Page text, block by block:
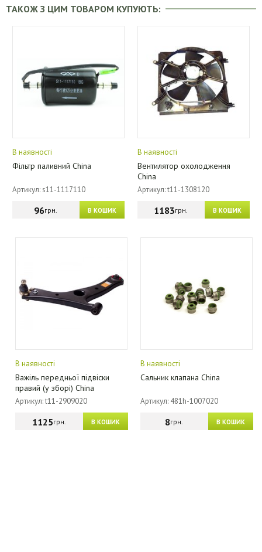
ТАКОЖ З ЦИМ ТОВАРОМ КУПУЮТЬ:
В наявності
Фільтр паливний China
Артикул: s11-1117110
В КОШИК
96грн.
В наявності
Вентилятор охолодження
China
Артикул: t11-1308120
В КОШИК
1183грн.
В наявності
Важіль передньої підвіски
правий (у зборі) China
Артикул: t11-2909020
В КОШИК
1125грн.
В наявності
Сальник клапана China
Артикул: 481h-1007020
В КОШИК
8грн.